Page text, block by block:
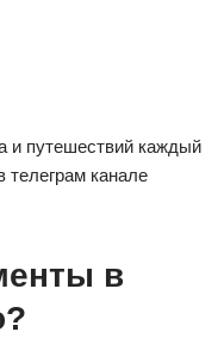
и путешествий каждый
телеграм канале
в